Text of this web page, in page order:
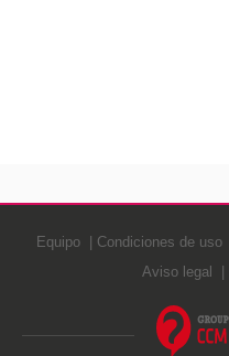
Equipo Condiciones de uso
Aviso legal